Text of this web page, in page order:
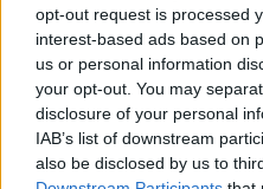
opt-out request is processed
interest-based ads based on
us or personal information
your opt-out. You may
disclosure of your personal
IAB’s list of downstream
also be disclosed by us to
P1sty
6 éve
@Zuzer78: 56ks
olvasgatni. Persze az